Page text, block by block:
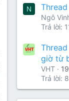
N
Ngô
Trả lời:
giờ từ
VHT
Trả lời: 8